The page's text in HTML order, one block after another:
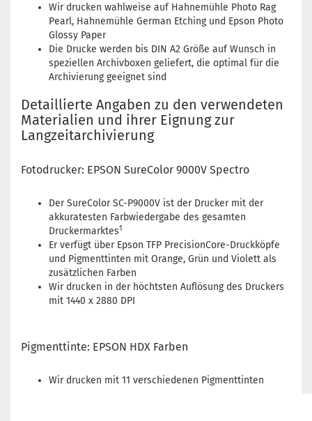
Wir drucken wahlweise auf Hahnemühle Photo Rag
Pearl, Hahnemühle German Etching und Epson Photo
Glossy Paper
Die Drucke werden bis DIN A2 Größe auf Wunsch in
speziellen Archivboxen geliefert, die optimal für die
Archivierung geeignet sind
Detaillierte Angaben zu den verwendeten
Materialien und ihrer Eignung zur
Langzeitarchivierung
Fotodrucker: EPSON SureColor 9000V Spectro
Der SureColor SC-P9000V ist der Drucker mit der
akkuratesten Farbwiedergabe des gesamten
Druckermarktes1
Er verfügt über Epson TFP PrecisionCore-Druckköpfe
und Pigmenttinten mit Orange, Grün und Violett als
zusätzlichen Farben
Wir drucken in der höchtsten Auflösung des Druckers
mit 1440 x 2880 DPI
Pigmenttinte: EPSON HDX Farben
Wir drucken mit 11 verschiedenen Pigmenttinten